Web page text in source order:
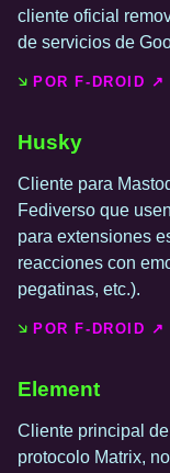
cliente oficial
de servicios de
POR F-DROID ↗️
Husky
Cliente para
Fediverso que
para extensiones
reacciones con
pegatinas, etc.).
POR F-DROID ↗️
Element
Cliente principal
protocolo Matrix,